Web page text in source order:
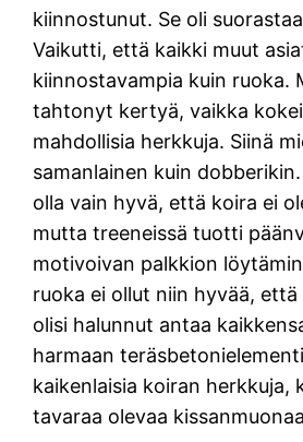
kiinnostunut. Se oli
Vaikutti, että kaikki muut
kiinnostavampia kuin ruoka.
tahtonyt kertyä, vaikka
mahdollisia herkkuja. Siinä
samanlainen kuin
olla vain hyvä, että koira ei
mutta treeneissä tuotti
motivoivan palkkion
ruoka ei ollut niin hyvää,
olisi halunnut antaa
harmaan
kaikenlaisia koiran herkkuja,
tavaraa olevaa